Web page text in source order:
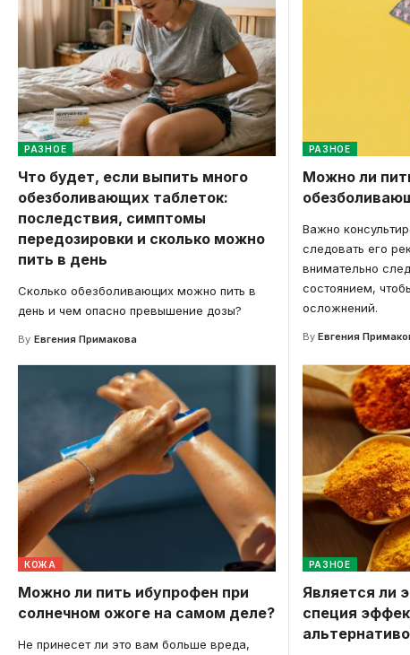
РАЗНОЕ
Что будет, если выпить много
обезболивающих таблеток:
последствия, симптомы
передозировки и сколько можно
пить в день
Сколько обезболивающих можно пить в
день и чем опасно превышение дозы?
By Евгения Примакова
РАЗНОЕ
Можно ли
Важно
следовать его
внимательно
состоянием,
осложнений.
By Евгения
КОЖА
Можно ли пить ибупрофен при
солнечном ожоге на самом деле?
Не принесет ли это вам больше вреда,
РАЗНОЕ
Является ли
специя